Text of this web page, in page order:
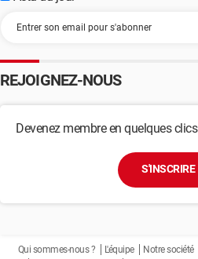
REJOIGNEZ-NOUS
Devenez membre en quelques clics
S'INSCRIRE
Qui sommes-nous ? L'équipe Notre société